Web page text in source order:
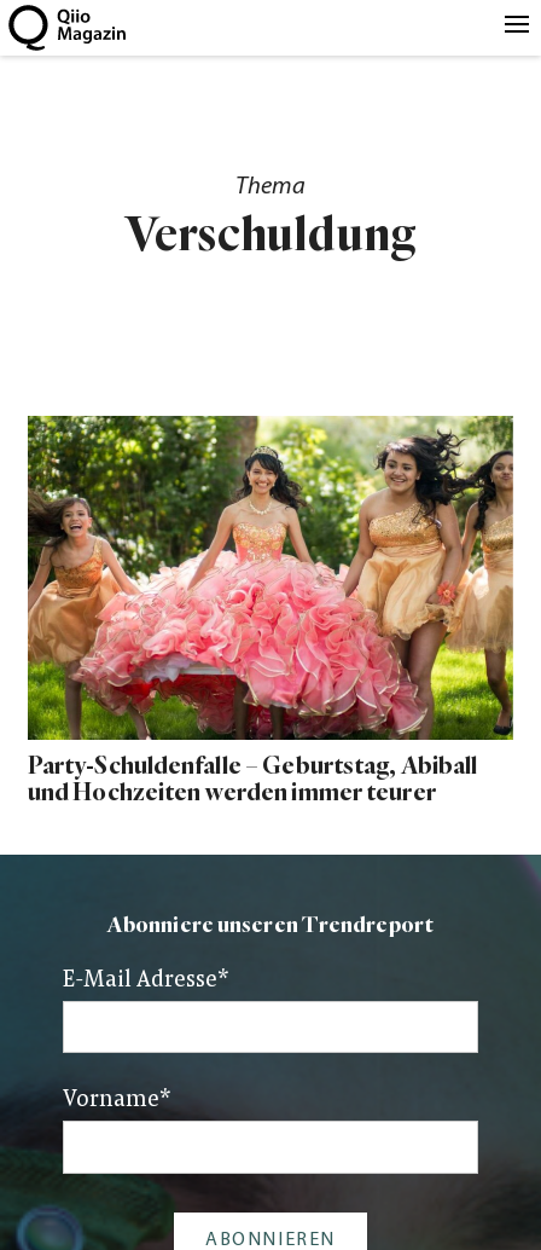
Thema
Verschuldung
Party-Schuldenfalle – Geburtstag, Abiball
und Hochzeiten werden immer teurer
Abonniere unseren Trendreport
E-Mail Adresse*
Vorname*